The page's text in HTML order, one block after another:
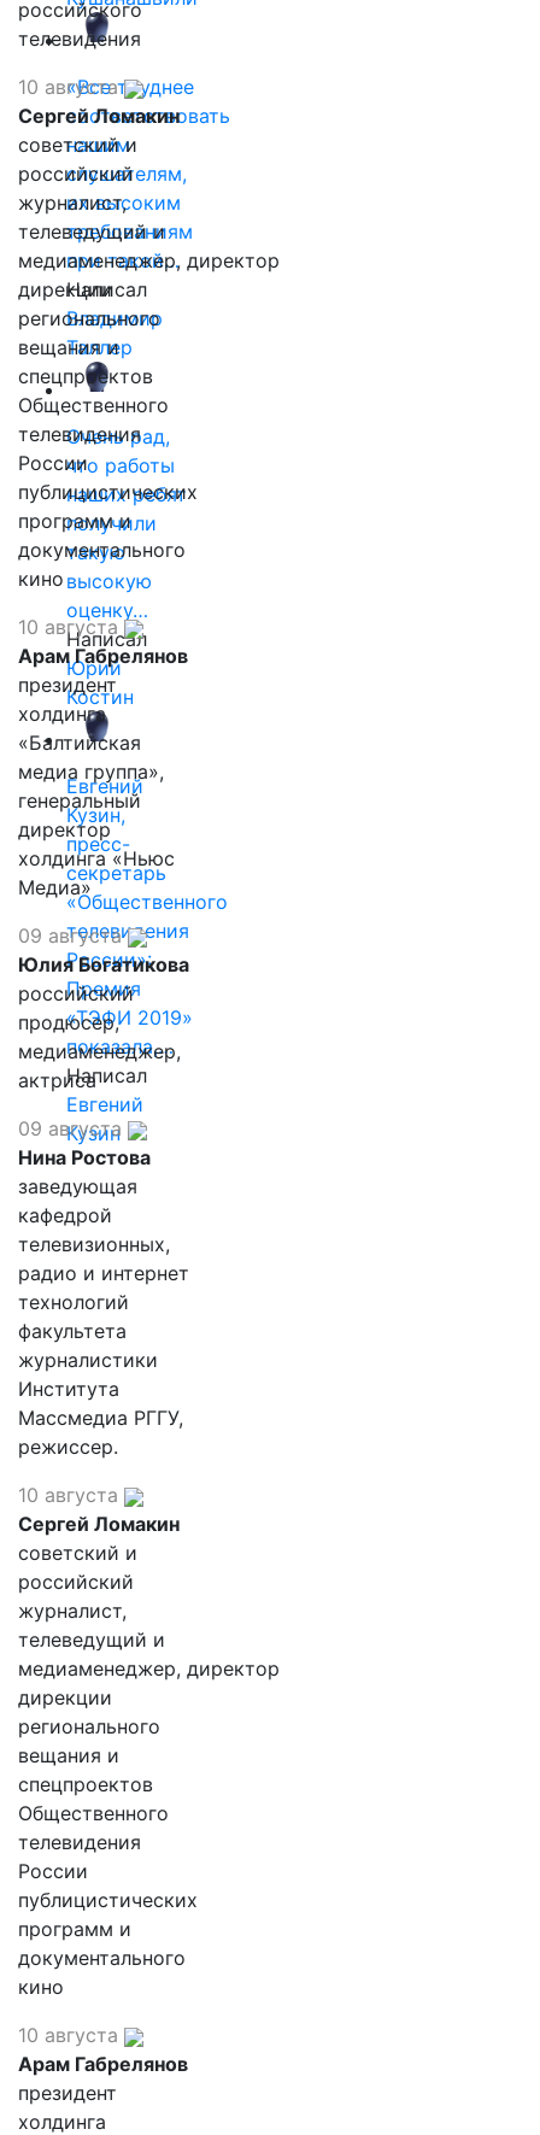
«Все труднее
соответствовать
нашим
слушателям,
их высоким
требованиям
при такой…
Написал
Владимир
Таллер
Очень рад,
что работы
наших ребят
получили
такую
высокую
оценку…
Написал
Юрий
Костин
Евгений
Кузин,
пресс-
секретарь
«Общественного
телевидения
России»:
Премия
«ТЭФИ 2019»
показала,…
Написал
Евгений
Кузин
российского
телевидения
10 августа
Сергей Ломакин
советский и
российский
журналист,
телеведущий и
медиаменеджер, директор
дирекции
регионального
вещания и
спецпроектов
Общественного
телевидения
России
публицистических
программ и
документального
кино
10 августа
Арам Габрелянов
президент
холдинга
«Балтийская
медиа группа»,
генеральный
директор
холдинга «Ньюс
Медиа»
09 августа
Юлия Богатикова
российский
продюсер,
медиаменеджер,
актриса
09 августа
Нина Ростова
заведующая
кафедрой
телевизионных,
радио и интернет
технологий
факультета
журналистики
Института
Массмедиа РГГУ,
режиссер.
10 августа
Сергей Ломакин
советский и
российский
журналист,
телеведущий и
медиаменеджер, директор
дирекции
регионального
вещания и
спецпроектов
Общественного
телевидения
России
публицистических
программ и
документального
кино
10 августа
Арам Габрелянов
президент
холдинга